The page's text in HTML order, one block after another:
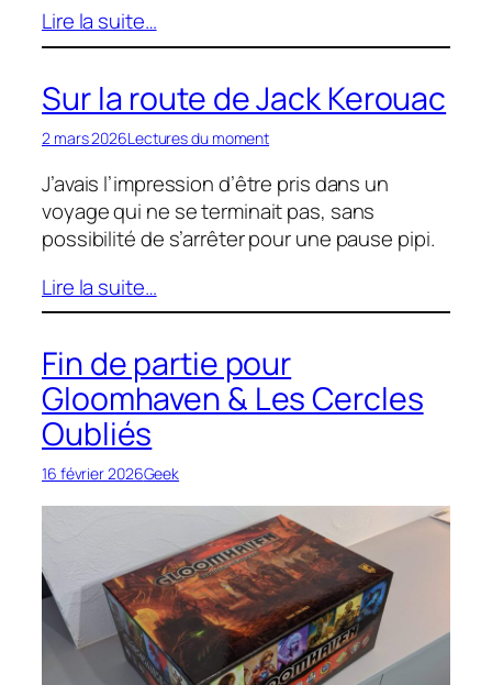
Lire la suite…
Sur la route de Jack Kerouac
2 mars 2026Lectures du moment
J’avais l’impression d’être pris dans un
voyage qui ne se terminait pas, sans
possibilité de s’arrêter pour une pause pipi.
Lire la suite…
Fin de partie pour
Gloomhaven & Les Cercles
Oubliés
16 février 2026Geek